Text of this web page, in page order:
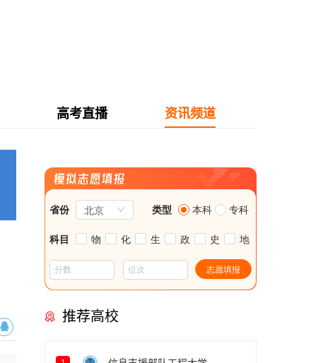
高考直播 资讯频道
推荐高校